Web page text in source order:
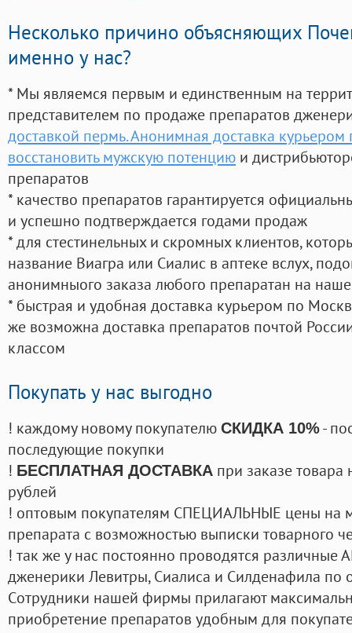
Несколько причино объясняющих
именно у нас?
* Мы являемся первым и единственным на
представителем по продаже препаратов
доставкой пермь. Анонимная доставка курьером
восстановить мужскую потенцию и
препаратов
* качество препаратов гарантируется
и успешно подтверждается годами продаж
* для стестинельных и скромных клиентов,
название Виагра или Сиалис в аптеке вслух,
анонимныого заказа любого препаратан на
* быстрая и удобная доставка курьером по
же возможна доставка препаратов почтой
классом
Покупать у нас выгодно
! каждому новому покупателю СКИДКА 10%-
последующие покупки
! БЕСПЛАТНАЯ ДОСТАВКА при заказе
рублей
! оптовым покупателям СПЕЦИАЛЬНЫЕ цены на
препарата с возможностью выписки товарного
! так же у нас постоянно проводятся
дженерики Левитры, Сиалиса и Силденафила по
Cотрудники нашей фирмы прилагают
приобретение препаратов удобным для